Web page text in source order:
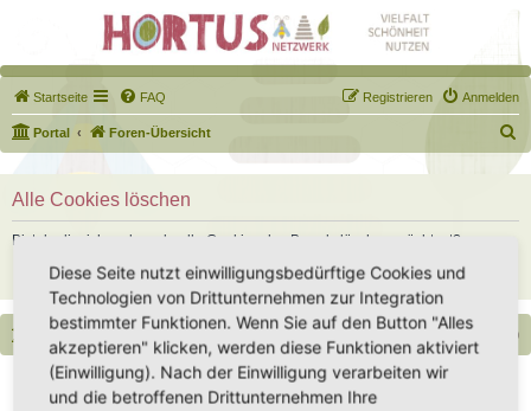
Startseite FAQ Anmelden
Registrieren
Portal Foren-Übersicht
u
Alle Cookies löschen
Bist du dir sicher, dass du alle Cookies des Boards löschen möchtest?
UTC+02:00
Copyright - Hortus-Netzwerk.de unterstützt durch phpBB
Impressum |Datenschutz|Datenschutz Social Media Nutzungsbedingungen
Diese Seite nutzt einwilligungsbedürftige Cookies und
Technologien von Drittunternehmen zur Integration
bestimmter Funktionen. Wenn Sie auf den Button "Alles
akzeptieren" klicken, werden diese Funktionen aktiviert
(Einwilligung). Nach der Einwilligung verarbeiten wir
und die betroffenen Drittunternehmen Ihre